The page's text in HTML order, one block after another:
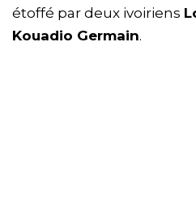
étoffé par deux ivoiriens
Kouadio Germain.